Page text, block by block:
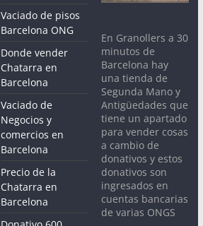
Vaciado de pisos
Barcelona ONG
Donde vender
Chatarra en
Barcelona
Vaciado de
Negocios y
comercios en
Barcelona
Precio de la
Chatarra en
Barcelona
En Granollers a 30
minutos de
Barcelona hay
una tienda de
Segunda Mano y
Antigüedades que
tiene un apartado
para vender cosas
a cambio de
donativos y estos
donativos son
ingresados en
cuentas bancarias
de varias ONGS